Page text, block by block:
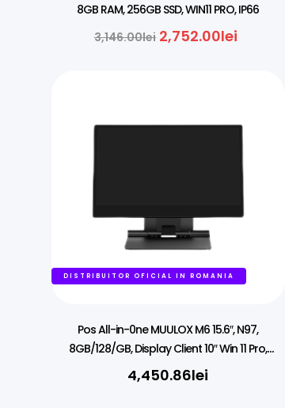
8GB RAM, 256GB SSD, WIN11 PRO, IP66
3,146.00lei 2,752.00lei
DISTRIBUITOR OFICIAL IN ROMANIA
Pos All-in-0ne MUULOX M6 15.6″, N97,
8GB/128/GB, Display Client 10″ Win 11 Pro,
Carcasa Aluminiu
4,450.86lei